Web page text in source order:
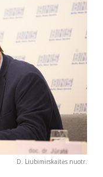
D. Liubimirskaitės nuotr.